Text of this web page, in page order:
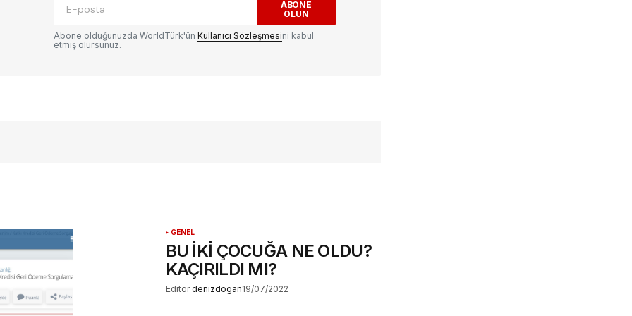
ABONE
OLUN
Abone olduğunuzda WorldTürk'ün Kullanıcı Sözleşmesini kabul
etmiş olursunuz.
GENEL
BU İKİ ÇOCUĞA NE OLDU?
KAÇIRILDI MI?
Editör denizdogan19/07/2022